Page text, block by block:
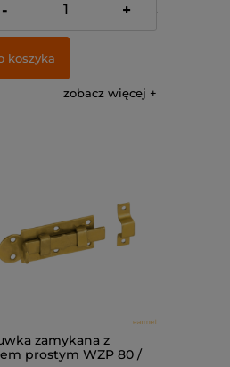
netto:
9,66 zł
- +
koszyka
zobacz więcej
zamykana z
prostym WZP 80 /